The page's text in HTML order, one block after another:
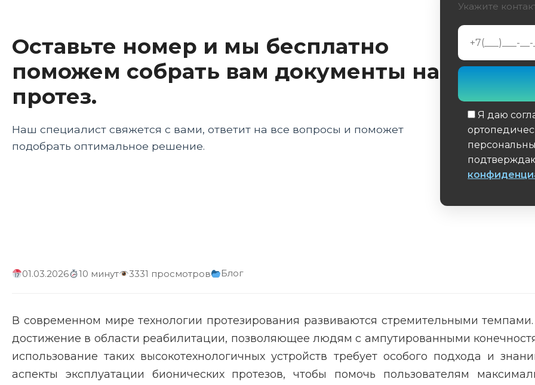
Оставьте номер и мы бесплатно
поможем собрать вам документы на
протез.
Наш специалист свяжется с вами, ответит на все вопросы и поможет
подобрать оптимальное решение.
Укажите
Я даю
01.03.2026 10 минут 3331 просмотров Блог
В современном мире технологии протезирования развиваются стремительными
достижение в области реабилитации, позволяющее людям с ампутированными
использование таких высокотехнологичных устройств требует особого подхода и
аспекты эксплуатации бионических протезов, чтобы помочь пользователям